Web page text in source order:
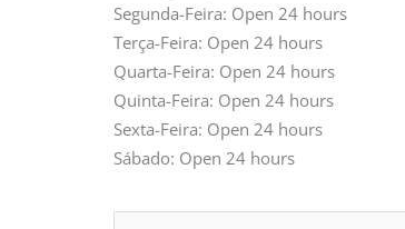
Segunda-Feira: Open 24 hours
Terça-Feira: Open 24 hours
Quarta-Feira: Open 24 hours
Quinta-Feira: Open 24 hours
Sexta-Feira: Open 24 hours
Sábado: Open 24 hours